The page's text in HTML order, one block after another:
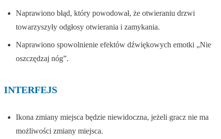
Naprawiono błąd, który powodował, że otwieraniu drzwi
towarzyszyły odgłosy otwierania i zamykania.
Naprawiono spowolnienie efektów dźwiękowych emotki „Nie
oszczędzaj nóg”.
INTERFEJS
Ikona zmiany miejsca będzie niewidoczna, jeżeli gracz nie ma
możliwości zmiany miejsca.